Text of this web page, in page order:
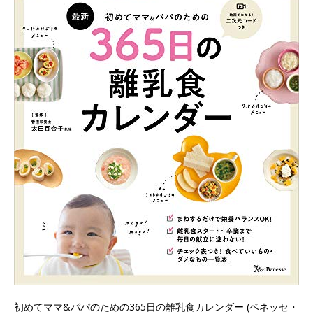
初めてママ&パパのための365日の離乳食カレンダー (ベネッセ・